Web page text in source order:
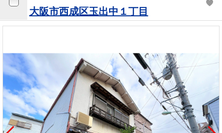
大阪市西成区玉出中１丁目